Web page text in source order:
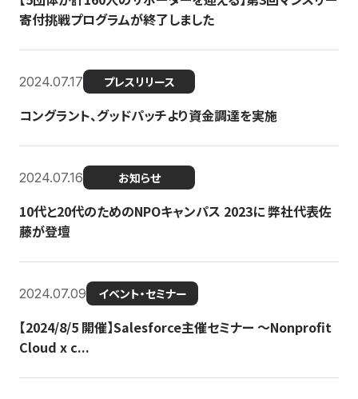
寄付挑戦プログラムが終了しました
2024.07.17 プレスリリース
コングラント、グッドパッチより資金調達を実施
2024.07.16 お知らせ
10代と20代のためのNPOキャンパス 2023に 弊社代表佐
藤が登壇
2024.07.09 イベント・セミナー
【2024/8/5 開催】Salesforce主催セミナー 〜Nonprofit
Cloud x c...